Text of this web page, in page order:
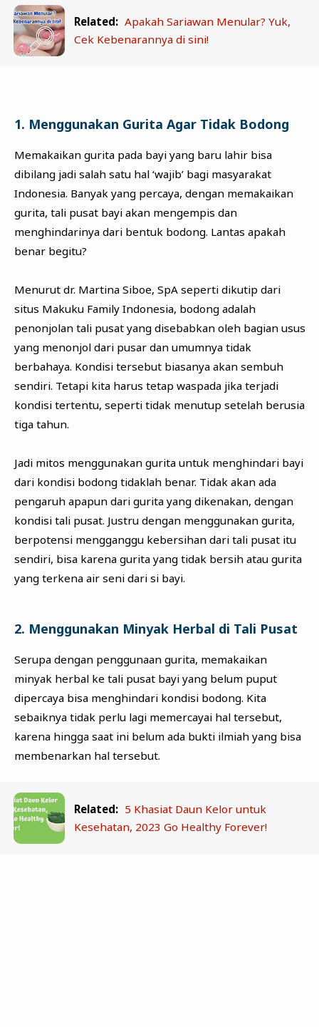
Related: Apakah Sariawan Menular? Yuk,
Cek Kebenarannya di sini!
1. Menggunakan Gurita Agar Tidak Bodong
Memakaikan gurita pada bayi yang baru lahir bisa
dibilang jadi salah satu hal ‘wajib’ bagi masyarakat
Indonesia. Banyak yang percaya, dengan memakaikan
gurita, tali pusat bayi akan mengempis dan
menghindarinya dari bentuk bodong. Lantas apakah
benar begitu?
Menurut dr. Martina Siboe, SpA seperti dikutip dari
situs Makuku Family Indonesia, bodong adalah
penonjolan tali pusat yang disebabkan oleh bagian usus
yang menonjol dari pusar dan umumnya tidak
berbahaya. Kondisi tersebut biasanya akan sembuh
sendiri. Tetapi kita harus tetap waspada jika terjadi
kondisi tertentu, seperti tidak menutup setelah berusia
tiga tahun.
Jadi mitos menggunakan gurita untuk menghindari bayi
dari kondisi bodong tidaklah benar. Tidak akan ada
pengaruh apapun dari gurita yang dikenakan, dengan
kondisi tali pusat. Justru dengan menggunakan gurita,
berpotensi mengganggu kebersihan dari tali pusat itu
sendiri, bisa karena gurita yang tidak bersih atau gurita
yang terkena air seni dari si bayi.
2. Menggunakan Minyak Herbal di Tali Pusat
Serupa dengan penggunaan gurita, memakaikan
minyak herbal ke tali pusat bayi yang belum puput
dipercaya bisa menghindari kondisi bodong. Kita
sebaiknya tidak perlu lagi memercayai hal tersebut,
karena hingga saat ini belum ada bukti ilmiah yang bisa
membenarkan hal tersebut.
Related: 5 Khasiat Daun Kelor untuk
Kesehatan, 2023 Go Healthy Forever!